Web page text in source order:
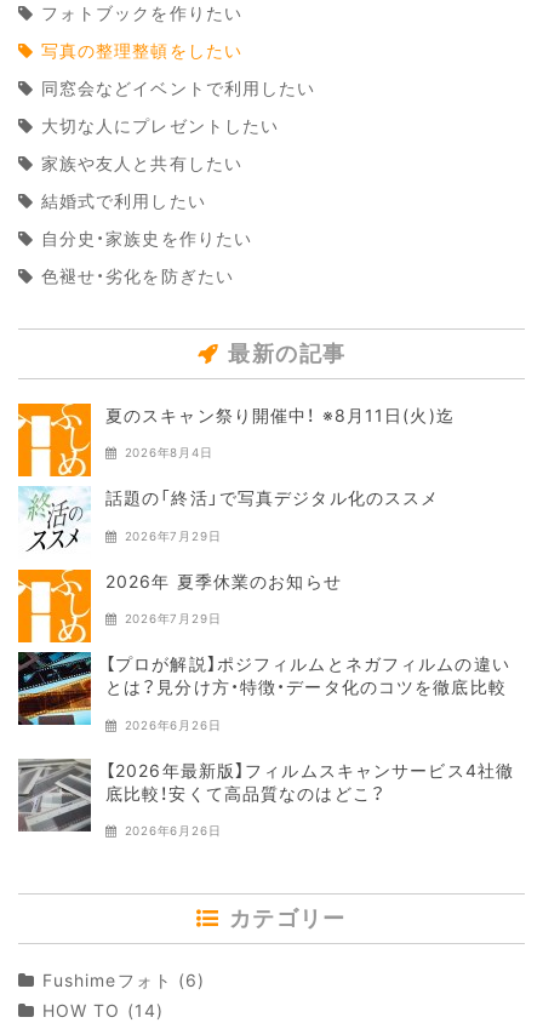
フォトブックを作りたい
写真の整理整頓をしたい
同窓会などイベントで利用したい
大切な人にプレゼントしたい
家族や友人と共有したい
結婚式で利用したい
自分史・家族史を作りたい
色褪せ・劣化を防ぎたい
最新の記事
夏のスキャン祭り開催中！ ※8月11日(火)迄
2026年8月4日
話題の「終活」で写真デジタル化のススメ
2026年7月29日
2026年 夏季休業のお知らせ
2026年7月29日
【プロが解説】ポジフィルムとネガフィルムの違い
とは？見分け方・特徴・データ化のコツを徹底比較
2026年6月26日
【2026年最新版】フィルムスキャンサービス4社徹
底比較！安くて高品質なのはどこ？
2026年6月26日
カテゴリー
Fushimeフォト (6)
HOW TO (14)